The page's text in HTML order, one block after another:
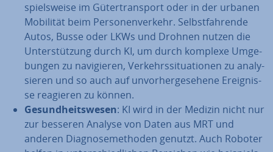
spiels­wei­se im Gü­ter­trans­port oder in der urbanen
Mobilität beim Per­so­nen­ver­kehr. Selbst­fah­ren­de
Autos, Busse oder LKWs und Drohnen nutzen die
Un­ter­stüt­zung durch KI, um durch komplexe Um­ge­
bun­gen zu na­vi­gie­ren, Ver­kehrs­si­tua­tio­nen zu ana­ly­
sie­ren und so auch auf un­vor­her­ge­se­he­ne Er­eig­nis­
se reagieren zu können.
Ge­sund­heits­we­sen: KI wird in der Medizin nicht nur
zur besseren Analyse von Daten aus MRT und
anderen Dia­gno­se­me­tho­den genutzt. Auch Roboter